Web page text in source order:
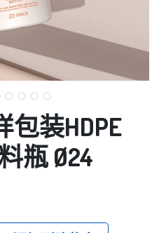
装HDPE
瓶 Ø24